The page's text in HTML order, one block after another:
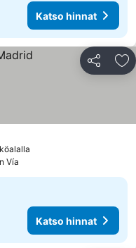
Katso hinnat
Jaa
Vía
Katso hinnat